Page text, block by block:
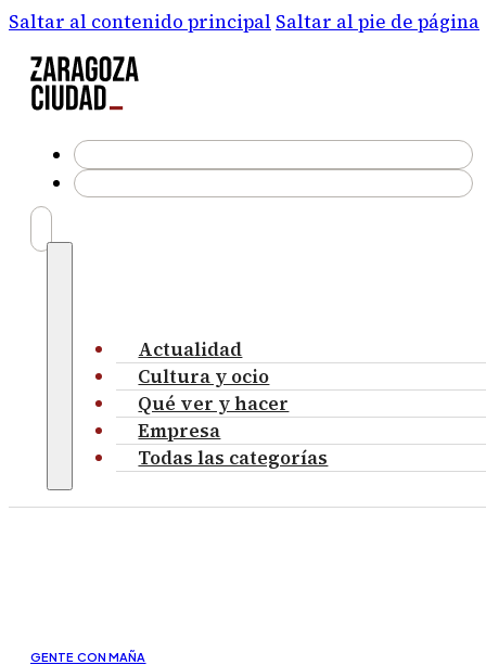
Saltar al contenido principal Saltar al pie de página
Actualidad
Cultura y ocio
Qué ver y hacer
Empresa
Todas las categorías
GENTE CON MAÑA